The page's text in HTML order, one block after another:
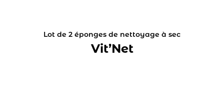
Lot de 2 éponges de nettoyage à sec
Vit’Net